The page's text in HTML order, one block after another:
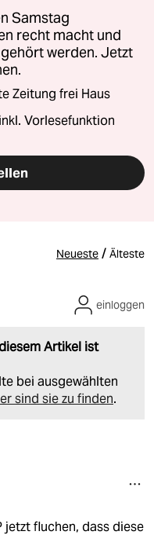
Samstag
recht macht und
werden. Jetzt
Zeitung frei Haus
Vorlesefunktion
Neueste / Älteste
Artikel ist
bei ausgewählten
sind sie zu finden.
einloggen
jetzt fluchen, dass diese